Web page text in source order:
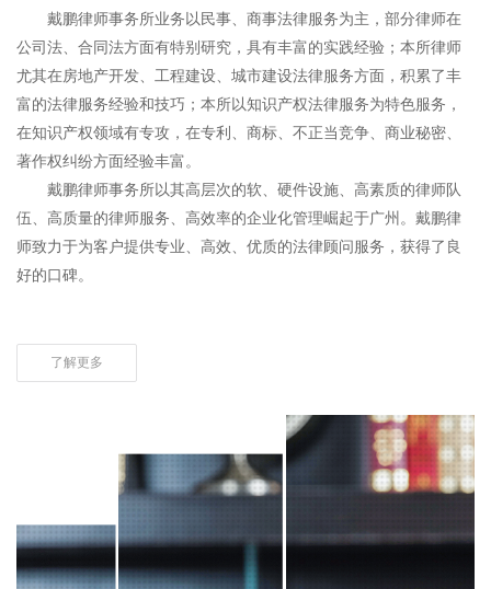
戴鹏律师事务所业务以民事、商事法律服务为主，部分律师在
公司法、合同法方面有特别研究，具有丰富的实践经验；本所律师
尤其在房地产开发、工程建设、城市建设法律服务方面，积累了丰
富的法律服务经验和技巧；本所以知识产权法律服务为特色服务，
在知识产权领域有专攻，在专利、商标、不正当竞争、商业秘密、
著作权纠纷方面经验丰富。
戴鹏律师事务所以其高层次的软、硬件设施、高素质的律师队
伍、高质量的律师服务、高效率的企业化管理崛起于广州。戴鹏律
师致力于为客户提供专业、高效、优质的法律顾问服务，获得了良
好的口碑。
了解更多